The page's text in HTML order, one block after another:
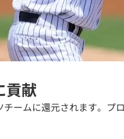
貢献
ームに還元されます。